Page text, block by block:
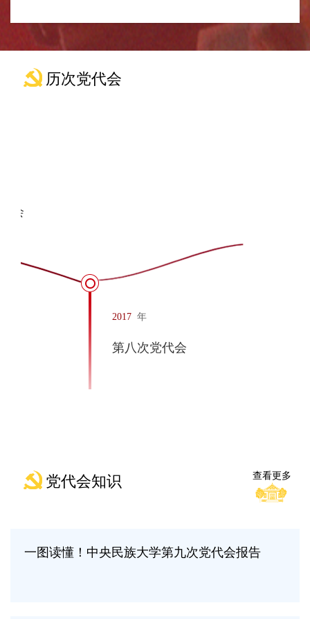
历次党代会
党代会知识 查看更多
一图读懂！中央民族大学第九次党代会报告